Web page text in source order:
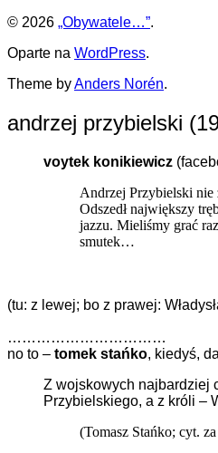
© 2026 „Obywatele…”.
Oparte na WordPress.
Theme byAnders Norén.
andrzej przybielski
voytek konikiewicz
Andrzej Przybielski nie
Odszedł największy
jazzu. Mieliśmy grać
smutek…
(tu: z lewej; bo z prawej:
……………………………
no to – tomek stańko, kiedyś,
Z wojskowych najbardziej
Przybielskiego, a z króli –
(Tomasz Stańko; cyt.